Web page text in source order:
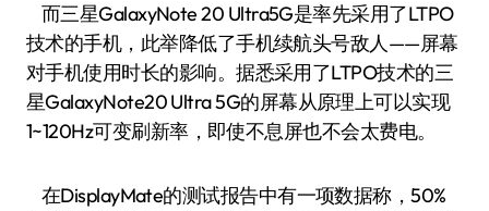
而三星GalaxyNote 20 Ultra5G是率先采用了LTPO
技术的手机，此举降低了手机续航头号敌人——屏幕
对手机使用时长的影响。据悉采用了LTPO技术的三
星GalaxyNote20 Ultra 5G的屏幕从原理上可以实现
1~120Hz可变刷新率，即使不息屏也不会太费电。
在DisplayMate的测试报告中有一项数据称，50%